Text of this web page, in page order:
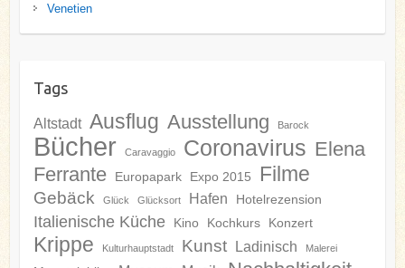
Venetien
Tags
Altstadt Ausflug Ausstellung Barock
Bücher Caravaggio Coronavirus Elena
Ferrante
Europapark Expo 2015 Filme
Gebäck Glück Glücksort Hafen Hotelrezension
Italienische Küche Kino Kochkurs Konzert
Krippe Kulturhauptstadt Kunst Ladinisch Malerei